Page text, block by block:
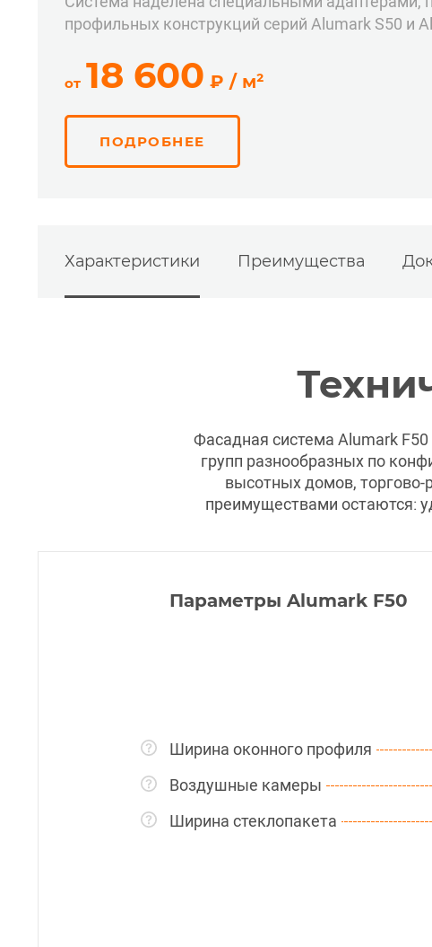
профильных конструкций серий Alumark S50 и
от 18 600 ₽ / м²
ПОДРОБНЕЕ
Характеристики Преимущества
Фасадная система Alumark
групп разнообразных по
высотных домов,
преимуществами остаются:
Параметры Alumark F50
Ширина оконного профиля
Воздушные камеры
Ширина стеклопакета